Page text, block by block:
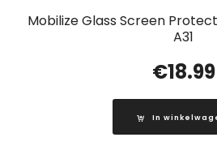
Mobilize Glass Screen
A31
€18.99
In